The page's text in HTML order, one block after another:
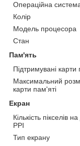
Операційна
Колір
Модель процесора
Стан
Пам'ять
Підтримувані карти
Максимальний
карти пам'яті
Екран
Кількість пікселів
PPI
Тип екрану